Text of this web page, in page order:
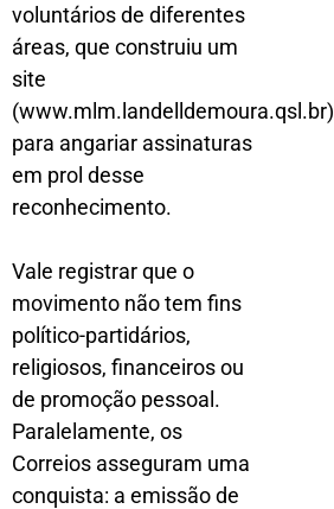
voluntários de diferentes
áreas, que construiu um
site
(www.mlm.landelldemoura.qsl.br)
para angariar assinaturas
em prol desse
reconhecimento.
Vale registrar que o
movimento não tem fins
político-partidários,
religiosos, financeiros ou
de promoção pessoal.
Paralelamente, os
Correios asseguram uma
conquista: a emissão de